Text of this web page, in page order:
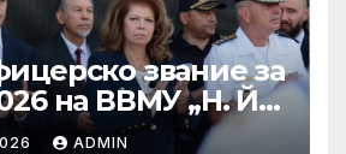
звание за
на ВВМУ „Н. Й.
ADMIN